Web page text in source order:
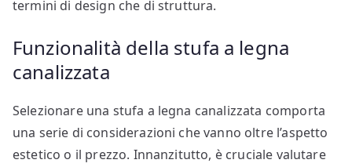
termini di design che di struttura.
Funzionalità della stufa a legna
canalizzata
Selezionare una stufa a legna canalizzata comporta
una serie di considerazioni che vanno oltre l’aspetto
estetico o il prezzo. Innanzitutto, è cruciale valutare